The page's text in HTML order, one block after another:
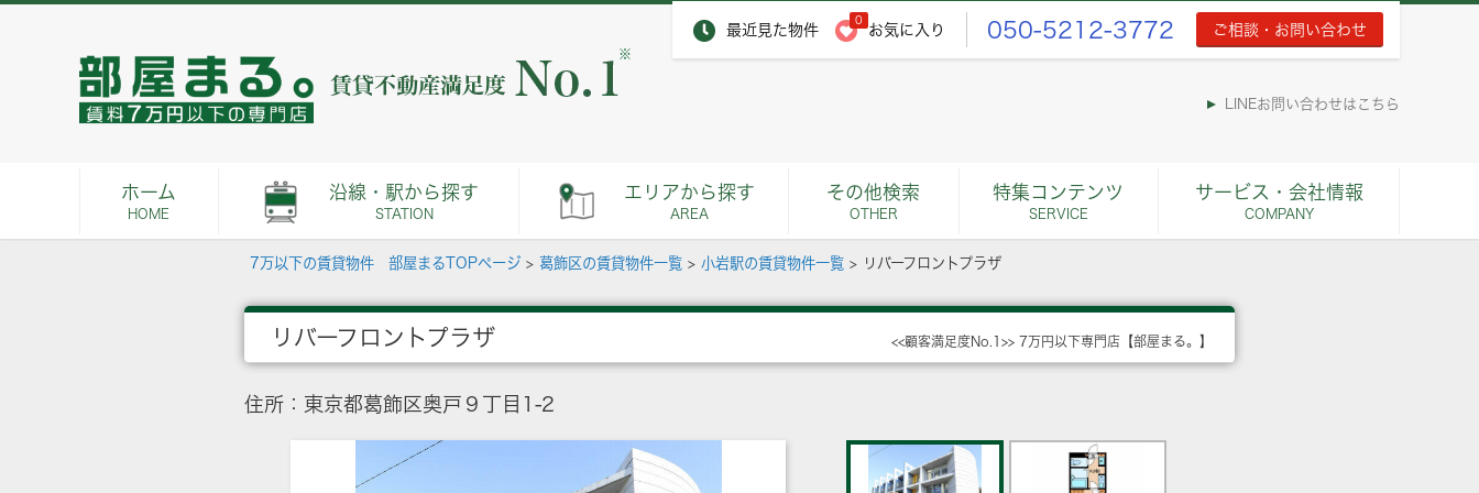
最近見た物件
0
お気に入り 050-5212-3772 ご相談・お問い合わせ
※
LINEお問い合わせはこちら
ホーム
HOME
沿線・駅から探す
STATION
エリアから探す
AREA
その他検索
OTHER
特集コンテンツ
SERVICE
サービス・会社情報
COMPANY
7万以下の賃貸物件 部屋まるTOPページ > 葛飾区の賃貸物件一覧 > 小岩駅の賃貸物件一覧 > リバーフロントプラザ
リバーフロントプラザ <<顧客満足度No.1>> 7万円以下専門店【部屋まる。】
住所：東京都葛飾区奥戸９丁目1-2